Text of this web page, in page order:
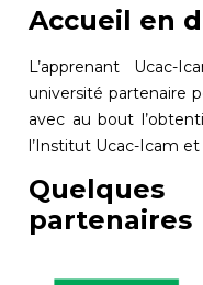
Accueil en
L’apprenant Ucac-
université partenaire
avec au bout
l’Institut Ucac-Icam et
partenaires